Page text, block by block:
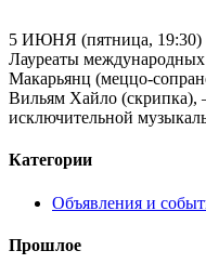
5 ИЮНЯ (пятница,
Лауреаты
Макарьянц (меццо-
Вильям Хайло (скрипка),
исключительной
Категории
Объявления и
Прошлое